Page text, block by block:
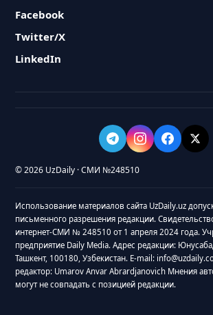
Facebook
Twitter/X
LinkedIn
© 2026 UzDaily · СМИ №248510
Использование материалов сайта UzDaily.uz
письменного разрешения редакции.
интернет-СМИ № 248510 от 1 апреля 2024 года.
предприятие Daily Media. Адрес редакции:
Ташкент, 100180, Узбекистан. E-mail:
редактор: Umarov Anvar Abrardjanovich Мнения
могут не совпадать с позицией редакции.